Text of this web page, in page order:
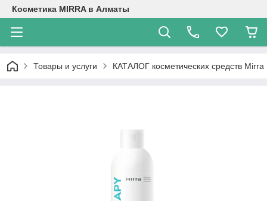
Косметика MIRRA в Алматы
Товары и услуги КАТАЛОГ косметических средств Mirra